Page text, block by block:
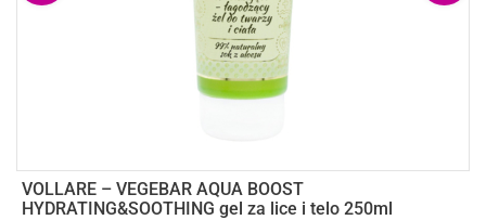
VOLLARE – VEGEBAR AQUA BOOST
HYDRATING&SOOTHING gel za lice i telo 250ml